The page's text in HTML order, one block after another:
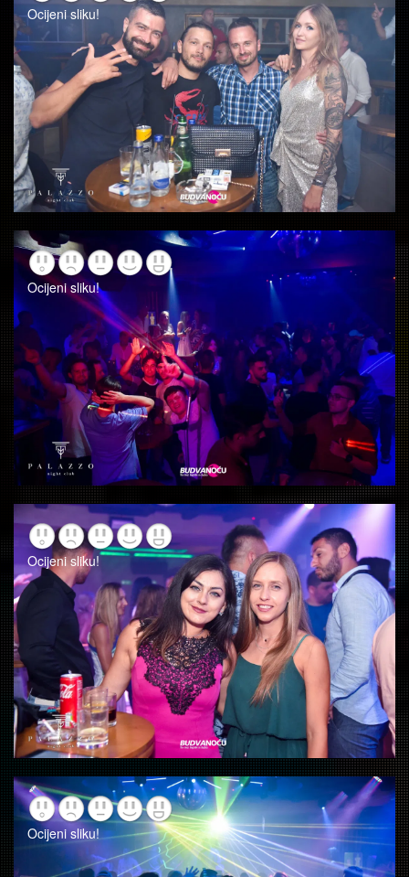
Ocijeni sliku!
Ocijeni sliku!
Ocijeni sliku!
Ocijeni sliku!